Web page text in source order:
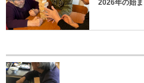
2026年の始